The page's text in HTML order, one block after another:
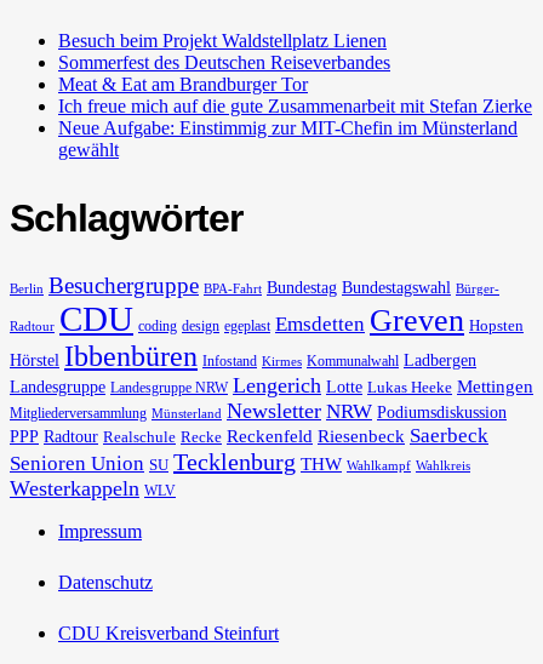
Besuch beim Projekt Waldstellplatz Lienen
Sommerfest des Deutschen Reiseverbandes
Meat & Eat am Brandburger Tor
Ich freue mich auf die gute Zusammenarbeit mit Stefan Zierke
Neue Aufgabe: Einstimmig zur MIT-Chefin im Münsterland
gewählt
Schlagwörter
Berlin Besuchergruppe BPA-Fahrt Bundestag Bundestagswahl Bürger-
Radtour CDU coding design egeplast Emsdetten Greven Hopsten
Hörstel Ibbenbüren Infostand Kirmes Kommunalwahl Ladbergen
Landesgruppe Landesgruppe NRW Lengerich Lotte Lukas Heeke Mettingen
Mitgliederversammlung Münsterland Newsletter NRW Podiumsdiskussion
PPP Radtour Realschule Recke Reckenfeld Riesenbeck Saerbeck
Senioren Union SU Tecklenburg THW Wahlkampf Wahlkreis
Westerkappeln WLV
Impressum
Datenschutz
CDU Kreisverband Steinfurt